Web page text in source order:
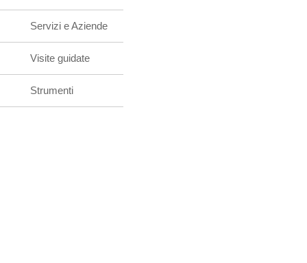
Servizi e Aziende
Visite guidate
Strumenti